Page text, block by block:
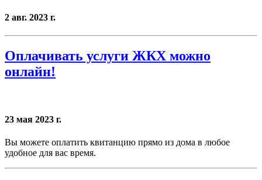
2 авг. 2023 г.
Оплачивать услуги ЖКХ можно
онлайн!
23 мая 2023 г.
Вы можете оплатить квитанцию прямо из дома в любое
удобное для вас время.